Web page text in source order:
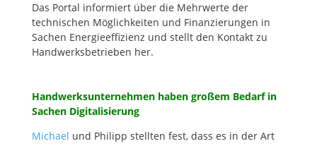
Das Portal informiert über die Mehrwerte der
technischen Möglichkeiten und Finanzierungen in
Sachen Energieeffizienz und stellt den Kontakt zu
Handwerksbetrieben her.
Handwerksunternehmen haben großem Bedarf in
Sachen Digitalisierung
Michael und Philipp stellten fest, dass es in der Art